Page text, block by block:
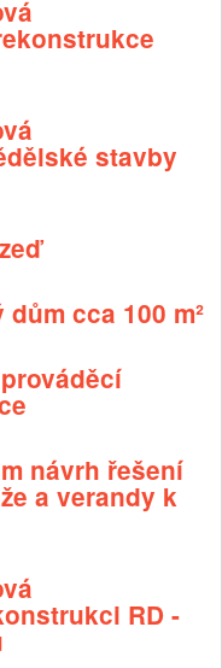
stavby
cca 100 m²
návrh řešení
a verandy k
RD -